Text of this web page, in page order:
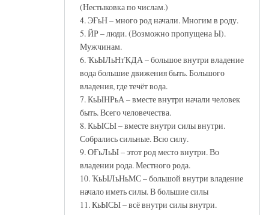
(Нестыковка по числам.)
4. ЭҒьН – много род начали. Многим в роду.
5. ЙР – люди. (Возможно пропущена Ы).
Мужчинам.
6. ҠьЫЛьНтҠДА – большое внутри владение
вода большие движения быть. Большого
владения, где течёт вода.
7. КьЫНРьА – вместе внутри начали человек
быть. Всего человечества.
8. КьЫСЫ – вместе внутри силы внутри.
Собрались сильные. Всю силу.
9. ОҒьЛьЫ – этот род место внутри. Во
владении рода. Местного рода.
10. ҠьЫЛьНьМС – большой внутри владение
начало иметь силы. В большие силы
11. КьЫСЫ – всё внутри силы внутри.